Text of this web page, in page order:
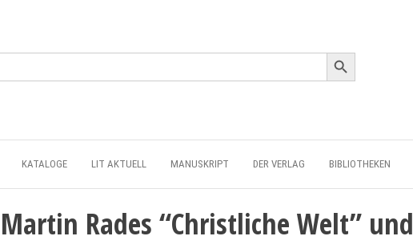
Search Button
KATALOGE LIT AKTUELL MANUSKRIPT DER VERLAG BIBLIOTHEKEN
Martin Rades “Christliche Welt” und